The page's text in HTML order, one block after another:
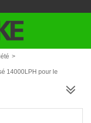
>
14000LPH pour le